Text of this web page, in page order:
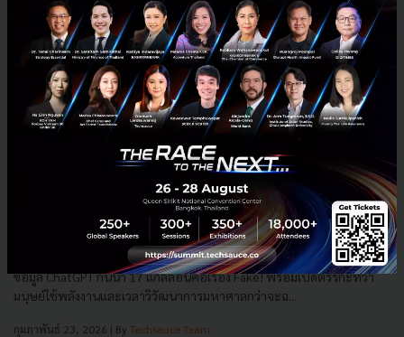
Sam Altman ฟาดกลับดราม่า AI กินพลังงาน ชี้มนุษย์ใช้
พลังงานเยอะกว่า กว่าจะฉลาดเท่า ChatGPT
Sam Altman CEO แห่ง OpenAI ออกโรงโต้ดราม่า AI ทำลายสิ่งแวดล้อม ชี้
ข้อมูล ChatGPT กินน้ำ 17 แกลลอนคือเรื่อง Fake! พร้อมเปิดตรรกะที่ว่า
มนุษย์ใช้พลังงานและเวลาวิวัฒนาการมหาศาลกว่าจะฉ...
กุมภาพันธ์ 23, 2026 | By Techsauce Team